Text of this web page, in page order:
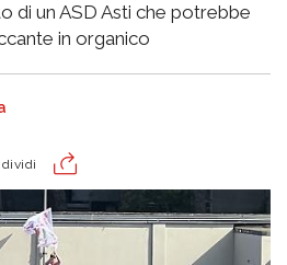
di un ASD Asti che potrebbe
in organico